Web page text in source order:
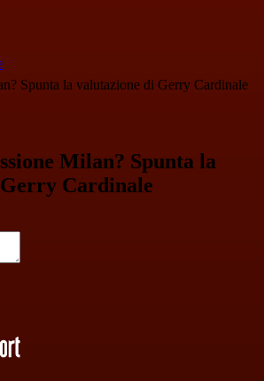
Spunta la valutazione di Gerry Cardinale
Milan? Spunta la
Cardinale